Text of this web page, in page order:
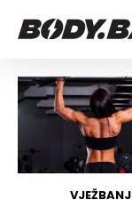
FITNESS
Vježbanje
Mršanje
Discipline
Indoor &
Trening i
ISHRANA